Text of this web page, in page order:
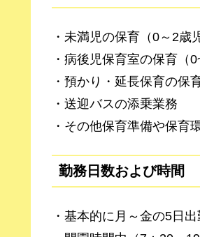
・未満児の保育（0～2歳
・病後児保育室の保育（
・預かり・延長保育の保
・送迎バスの添乗業務
・その他保育準備や保育
勤務日数および時間
・基本的に月～金の5日